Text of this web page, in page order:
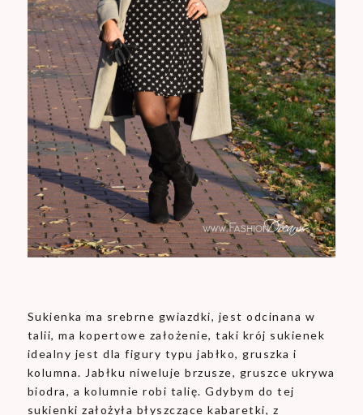
Sukienka ma srebrne gwiazdki, jest odcinana w
talii, ma kopertowe założenie, taki krój sukienek
idealny jest dla figury typu jabłko, gruszka i
kolumna. Jabłku niweluje brzusze, gruszce ukrywa
biodra, a kolumnie robi talię. Gdybym do tej
sukienki założyła błyszczące kabaretki, z